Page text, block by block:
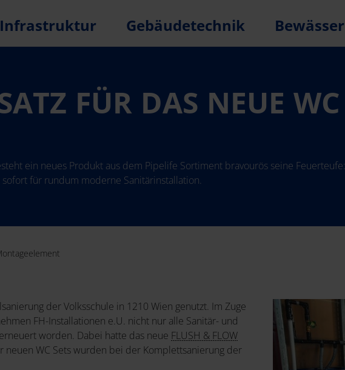
Infrastruktur Gebäudetechnik
FÜR DAS NEUE
ein neues Produkt aus dem Pipelife Sortiment bravourös seine
für rundum moderne Sanitärinstallation.
der Volksschule in 1210 Wien genutzt. Im Zuge
FH-Installationen e.U. nicht nur alle Sanitär- und
worden. Dabei hatte das neue FLUSH & FLOW
neuen WC Sets wurden bei der Komplettsanierung der